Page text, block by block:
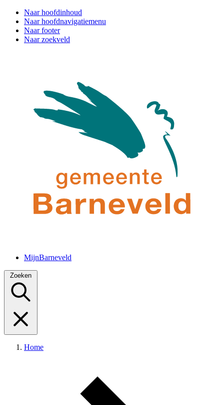
Naar hoofdinhoud
Naar hoofdnavigatiemenu
Naar footer
Naar zoekveld
MijnBarneveld
Zoeken
Home